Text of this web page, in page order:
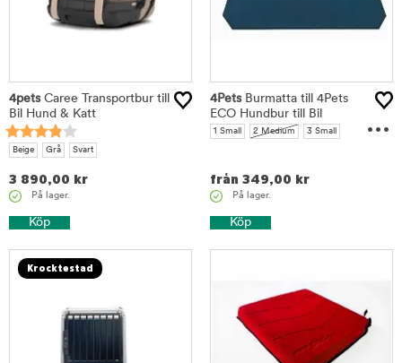
4petsCaree Transportbur till
Bil Hund & Katt
Beige Grå Svart
3 890,00 kr
På lager.
Köp
4PetsBurmatta till 4Pets
ECO Hundbur till Bil
1 Small 2 Medium
3 Small
...
från 349,00 kr
På lager.
Köp
Krocktestad